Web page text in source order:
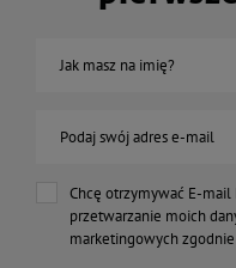
Jak masz na imię?
Podaj swój adres e-mail
Chcę otrzymywać E-
przetwarzanie moich
marketingowych